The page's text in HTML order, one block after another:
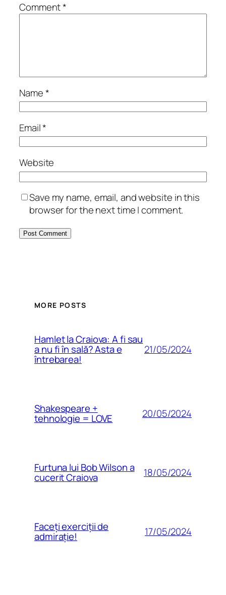
Comment*
Name*
Email*
Website
Save my name, email, and website in this
browser for the next time I comment.
MORE POSTS
Hamlet la Craiova: A fi sau
a nu fi în sală? Asta e
întrebarea!
21/05/2024
Shakespeare +
tehnologie = LOVE 20/05/2024
Furtuna lui Bob Wilson a
cucerit Craiova 18/05/2024
Faceți exerciții de
admirație! 17/05/2024